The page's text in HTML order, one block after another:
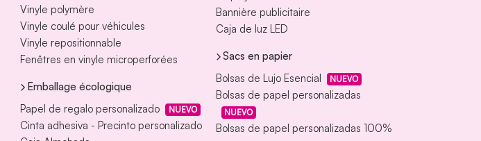
Vinyle polymère
Vinyle coulé pour véhicules
Vinyle repositionnable
Fenêtres en vinyle microperforées
Emballage écologique
Papel de regalo personalizado
NUEVO
Cinta adhesiva - Precinto personalizado
Bannière publicitaire
Caja de luz LED
Sacs en papier
Bolsas de Lujo Esencial
NUEVO
Bolsas de papel personalizadas
NUEVO
Bolsas de papel personalizadas 100%